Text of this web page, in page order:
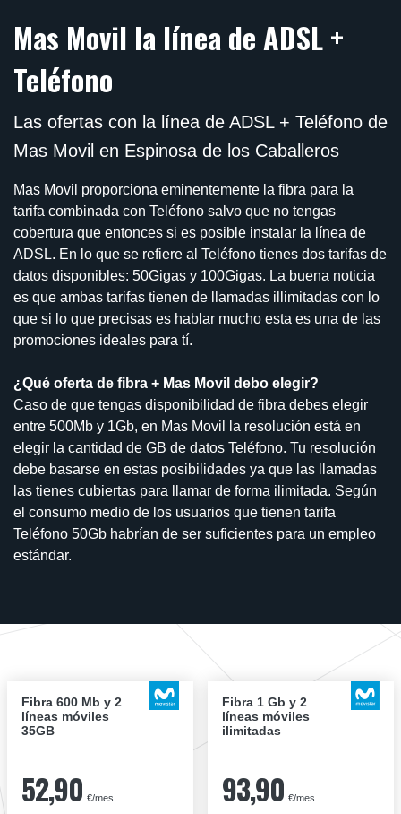
Mas Movil la línea de ADSL +
Teléfono
Las ofertas con la línea de ADSL + Teléfono de
Mas Movil en Espinosa de los Caballeros
Mas Movil proporciona eminentemente la fibra para la
tarifa combinada con Teléfono salvo que no tengas
cobertura que entonces si es posible instalar la línea de
ADSL. En lo que se refiere al Teléfono tienes dos tarifas de
datos disponibles: 50Gigas y 100Gigas. La buena noticia
es que ambas tarifas tienen de llamadas illimitadas con lo
que si lo que precisas es hablar mucho esta es una de las
promociones ideales para tí.
¿Qué oferta de fibra + Mas Movil debo elegir?
Caso de que tengas disponibilidad de fibra debes elegir
entre 500Mb y 1Gb, en Mas Movil la resolución está en
elegir la cantidad de GB de datos Teléfono. Tu resolución
debe basarse en estas posibilidades ya que las llamadas
las tienes cubiertas para llamar de forma ilimitada. Según
el consumo medio de los usuarios que tienen tarifa
Teléfono 50Gb habrían de ser suficientes para un empleo
estándar.
Fibra 600 Mb y 2
líneas móviles
35GB
52,90 €/mes
Fibra 1 Gb y 2
líneas móviles
ilimitadas
93,90 €/mes